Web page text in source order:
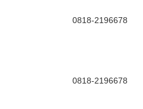
0818-2196678
0818-2196678